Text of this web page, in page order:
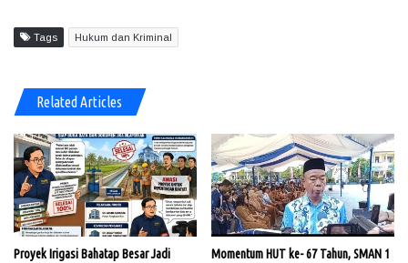
Tags Hukum dan Kriminal
Related Articles
Proyek Irigasi Bahatap Besar Jadi
Momentum HUT ke- 67 Tahun, SMAN 1